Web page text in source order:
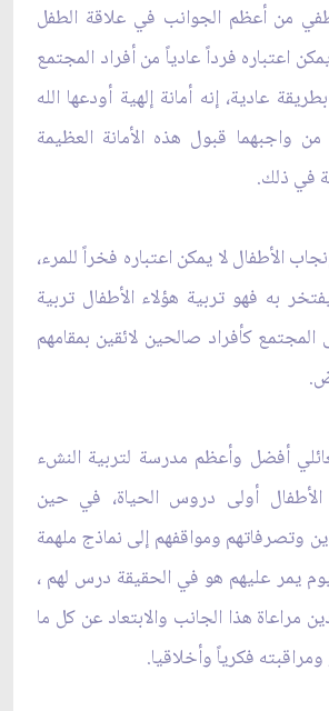
من أعظم الجوانب في علاقة الطفل
اعتباره فرداً عادياً من أفراد المجتمع
عادية، إنه أمانة إلهية أودعها الله
من واجبهما قبول هذه الأمانة العظيمة
في ذلك.
الأطفال لا يمكن اعتباره فخراً للمرء،
به فهو تربية هؤلاء الأطفال تربية
كأفراد صالحين لائقين بمقامهم
أفضل وأعظم مدرسة لتربية النشء
أولى دروس الحياة، في حين
وتصرفاتهم ومواقفهم إلى نماذج ملهمة
يمر عليهم هو في الحقيقة درس لهم ،
مراعاة هذا الجانب والابتعاد عن كل ما
فكرياً وأخلاقيا.